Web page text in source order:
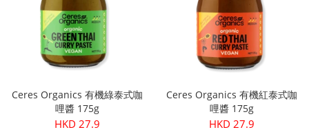
Ceres Organics 有機綠泰式咖
哩醬 175g
HKD 27.9
Ceres Organics 有機紅泰式咖
哩醬 175g
HKD 27.9